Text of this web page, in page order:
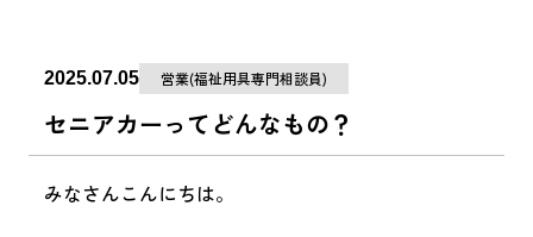
2025.07.05 営業(福祉用具専門相談員)
セニアカーってどんなもの？
みなさんこんにちは。